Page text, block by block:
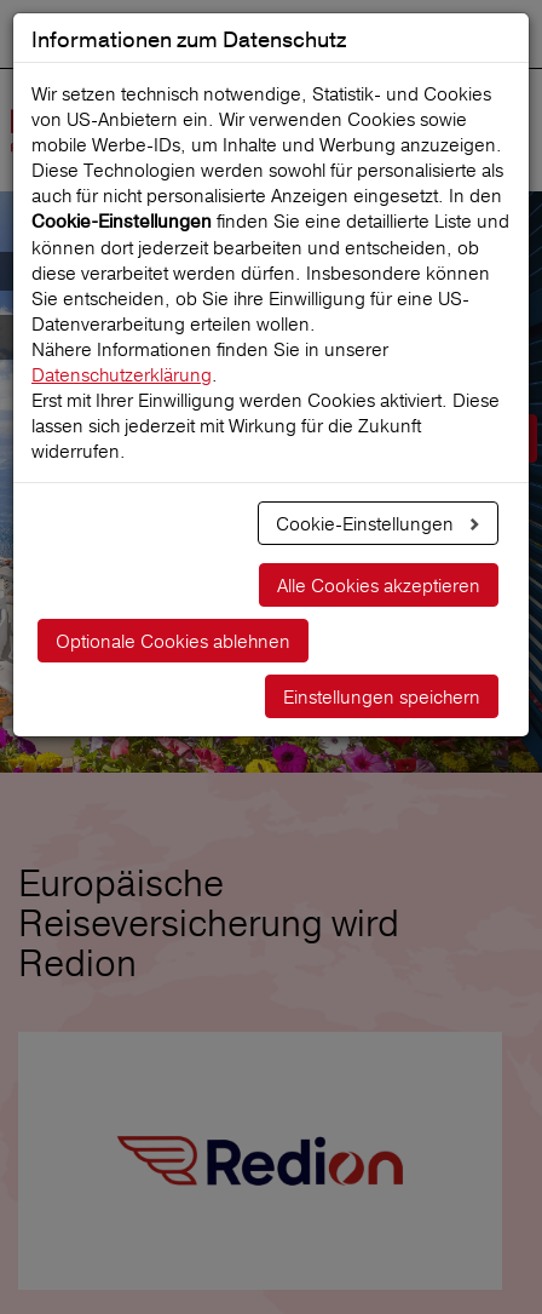
Suche starten
Der österreichische Marktführer für
Reiseversicherungen
Prämie berechnen
Europäische
Reiseversicherung wird
Redion
Informationen zum Datenschutz
Wir setzen technisch notwendige, Statistik- und Cookies
von US-Anbietern ein. Wir verwenden Cookies sowie
mobile Werbe‑IDs, um Inhalte und Werbung anzuzeigen.
Diese Technologien werden sowohl für personalisierte als
auch für nicht personalisierte Anzeigen eingesetzt. In den
Cookie-Einstellungen finden Sie eine detaillierte Liste und
können dort jederzeit bearbeiten und entscheiden, ob
diese verarbeitet werden dürfen. Insbesondere können
Sie entscheiden, ob Sie ihre Einwilligung für eine US-
Datenverarbeitung erteilen wollen.
Nähere Informationen finden Sie in unserer
Datenschutzerklärung.
Erst mit Ihrer Einwilligung werden Cookies aktiviert. Diese
lassen sich jederzeit mit Wirkung für die Zukunft
widerrufen.
Cookie-Einstellungen
Alle Cookies akzeptieren
Optionale Cookies ablehnen
Einstellungen speichern